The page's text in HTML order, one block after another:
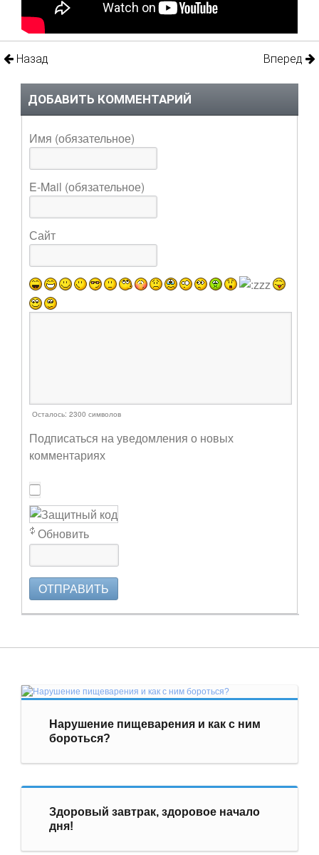
Назад Вперед
ДОБАВИТЬ КОММЕНТАРИЙ
Имя (обязательное)
E-Mail (обязательное)
Сайт
Осталось: 2300 символов
Подписаться на уведомления о новых
комментариях
Обновить
ОТПРАВИТЬ
Нарушение пищеварения и как с ним
бороться?
Здоровый завтрак, здоровое начало
дня!